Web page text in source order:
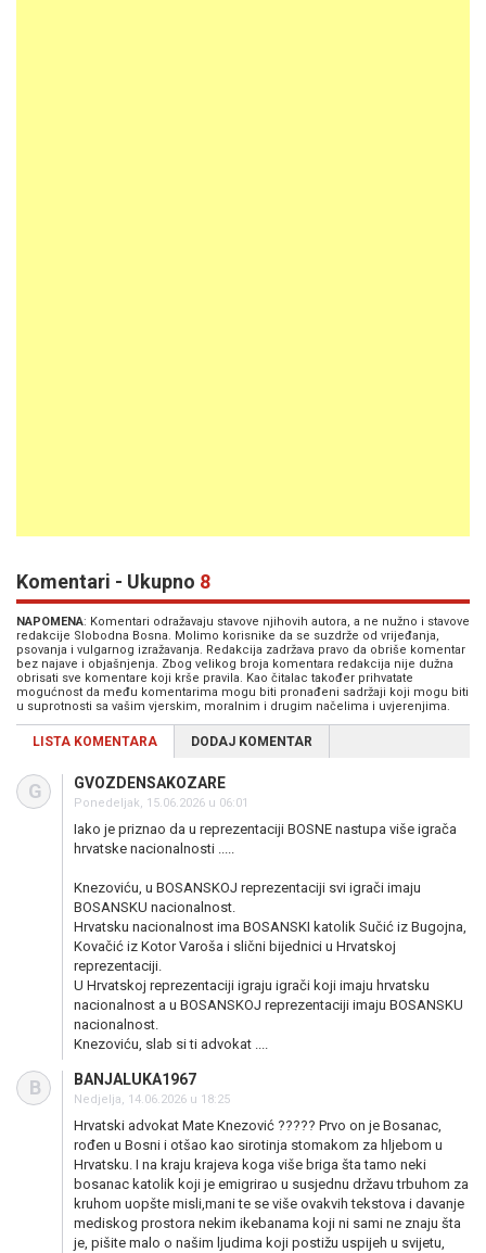
Komentari - Ukupno 8
NAPOMENA: Komentari odražavaju stavove njihovih autora, a ne nužno i stavove
redakcije Slobodna Bosna. Molimo korisnike da se suzdrže od vrijeđanja,
psovanja i vulgarnog izražavanja. Redakcija zadržava pravo da obriše komentar
bez najave i objašnjenja. Zbog velikog broja komentara redakcija nije dužna
obrisati sve komentare koji krše pravila. Kao čitalac također prihvatate
mogućnost da među komentarima mogu biti pronađeni sadržaji koji mogu biti
u suprotnosti sa vašim vjerskim, moralnim i drugim načelima i uvjerenjima.
LISTA KOMENTARA DODAJ KOMENTAR
G GVOZDENSAKOZARE
Ponedeljak, 15.06.2026 u 06:01
Iako je priznao da u reprezentaciji BOSNE nastupa više igrača
hrvatske nacionalnosti .....
Knezoviću, u BOSANSKOJ reprezentaciji svi igrači imaju
BOSANSKU nacionalnost.
Hrvatsku nacionalnost ima BOSANSKI katolik Sučić iz Bugojna,
Kovačić iz Kotor Varoša i slični bijednici u Hrvatskoj
reprezentaciji.
U Hrvatskoj reprezentaciji igraju igrači koji imaju hrvatsku
nacionalnost a u BOSANSKOJ reprezentaciji imaju BOSANSKU
nacionalnost.
Knezoviću, slab si ti advokat ....
B BANJALUKA1967
Nedjelja, 14.06.2026 u 18:25
Hrvatski advokat Mate Knezović ????? Prvo on je Bosanac,
rođen u Bosni i otšao kao sirotinja stomakom za hljebom u
Hrvatsku. I na kraju krajeva koga više briga šta tamo neki
bosanac katolik koji je emigrirao u susjednu državu trbuhom za
kruhom uopšte misli,mani te se više ovakvih tekstova i davanje
mediskog prostora nekim ikebanama koji ni sami ne znaju šta
je, pišite malo o našim ljudima koji postižu uspijeh u svijetu,